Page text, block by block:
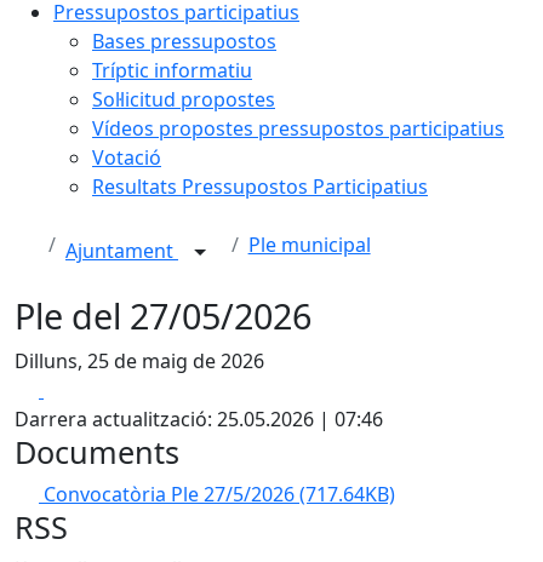
Pressupostos participatius
Bases pressupostos
Tríptic informatiu
Sol·licitud propostes
Vídeos propostes pressupostos participatius
Votació
Resultats Pressupostos Participatius
Ajuntament Ple municipal
Ple del 27/05/2026
Dilluns, 25 de maig de 2026
Darrera actualització: 25.05.2026 | 07:46
Documents
Convocatòria Ple 27/5/2026(717.64KB)
RSS